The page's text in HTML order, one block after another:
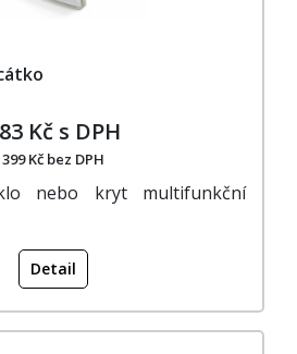
Kč s DPH
399 Kč bez DPH
nebo kryt multifunkční
Detail